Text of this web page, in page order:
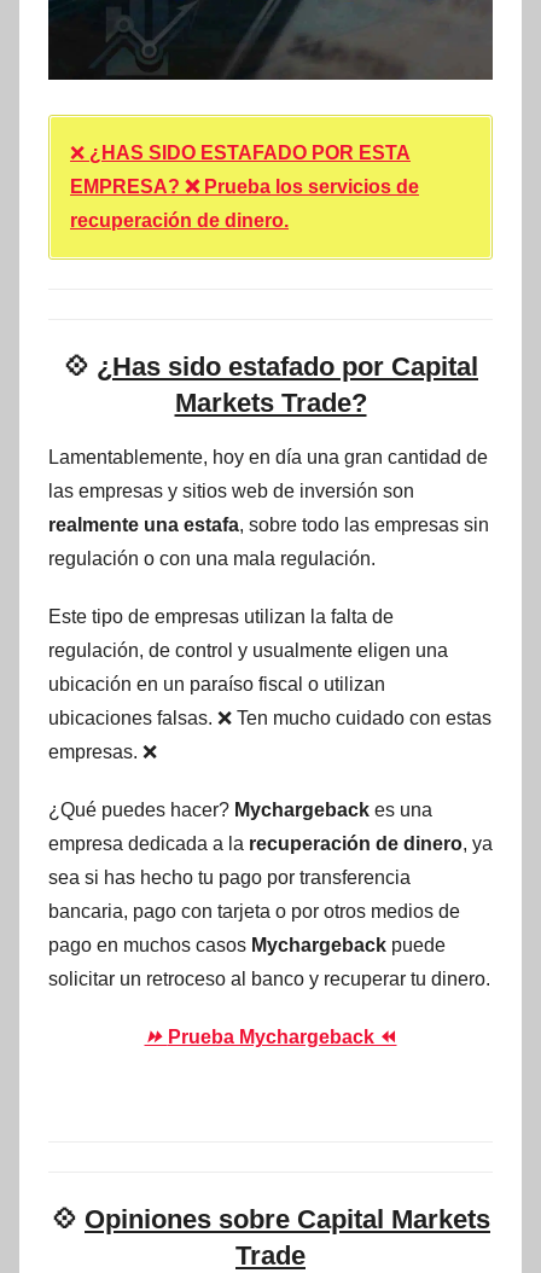
❌ ¿HAS SIDO ESTAFADO POR ESTA
EMPRESA? ❌ Prueba los servicios de
recuperación de dinero.
💠 ¿Has sido estafado por Capital
Markets Trade?
Lamentablemente, hoy en día una gran cantidad de
las empresas y sitios web de inversión son
realmente una estafa, sobre todo las empresas sin
regulación o con una mala regulación.
Este tipo de empresas utilizan la falta de
regulación, de control y usualmente eligen una
ubicación en un paraíso fiscal o utilizan
ubicaciones falsas. ❌ Ten mucho cuidado con estas
empresas. ❌
¿Qué puedes hacer? Mychargeback es una
empresa dedicada a la recuperación de dinero, ya
sea si has hecho tu pago por transferencia
bancaria, pago con tarjeta o por otros medios de
pago en muchos casos Mychargeback puede
solicitar un retroceso al banco y recuperar tu dinero.
⏩ Prueba Mychargeback ⏪
💠 Opiniones sobre Capital Markets
Trade